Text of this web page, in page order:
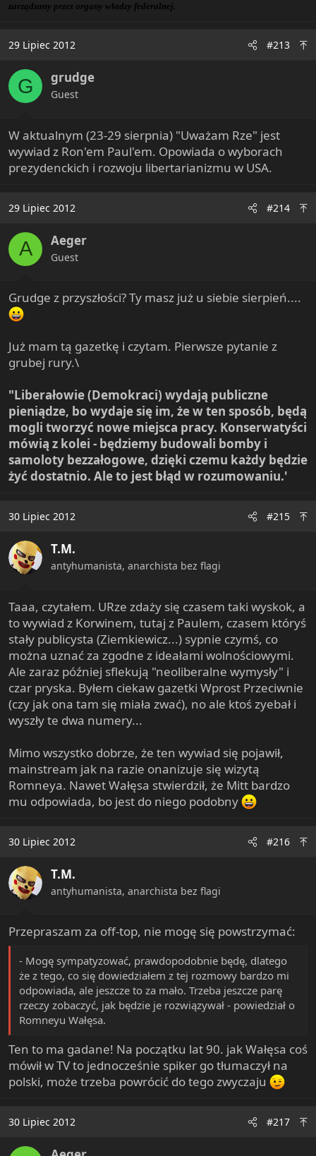
zarządzany przez organy władzy federalnej.
29 Lipiec 2012 #213
G grudge
Guest
W aktualnym (23-29 sierpnia) "Uważam Rze" jest
wywiad z Ron'em Paul'em. Opowiada o wyborach
prezydenckich i rozwoju libertarianizmu w USA.
29 Lipiec 2012 #214
A Aeger
Guest
Grudge z przyszłości? Ty masz już u siebie sierpień....
Już mam tą gazetkę i czytam. Pierwsze pytanie z
grubej rury.\
"Liberałowie (Demokraci) wydają publiczne
pieniądze, bo wydaje się im, że w ten sposób, będą
mogli tworzyć nowe miejsca pracy. Konserwatyści
mówią z kolei - będziemy budowali bomby i
samoloty bezzałogowe, dzięki czemu każdy będzie
żyć dostatnio. Ale to jest błąd w rozumowaniu.'
30 Lipiec 2012 #215
T.M.
antyhumanista, anarchista bez flagi
Taaa, czytałem. URze zdaży się czasem taki wyskok, a
to wywiad z Korwinem, tutaj z Paulem, czasem któryś
stały publicysta (Ziemkiewicz...) sypnie czymś, co
można uznać za zgodne z ideałami wolnościowymi.
Ale zaraz później sflekują "neoliberalne wymysły" i
czar pryska. Byłem ciekaw gazetki Wprost Przeciwnie
(czy jak ona tam się miała zwać), no ale ktoś zyebał i
wyszły te dwa numery...
Mimo wszystko dobrze, że ten wywiad się pojawił,
mainstream jak na razie onanizuje się wizytą
Romneya. Nawet Wałęsa stwierdził, że Mitt bardzo
mu odpowiada, bo jest do niego podobny
30 Lipiec 2012 #216
T.M.
antyhumanista, anarchista bez flagi
Przepraszam za off-top, nie mogę się powstrzymać:
- Mogę sympatyzować, prawdopodobnie będę, dlatego
że z tego, co się dowiedziałem z tej rozmowy bardzo mi
odpowiada, ale jeszcze to za mało. Trzeba jeszcze parę
rzeczy zobaczyć, jak będzie je rozwiązywał - powiedział o
Romneyu Wałęsa.
Ten to ma gadane! Na początku lat 90. jak Wałęsa coś
mówił w TV to jednocześnie spiker go tłumaczył na
polski, może trzeba powrócić do tego zwyczaju
30 Lipiec 2012 #217